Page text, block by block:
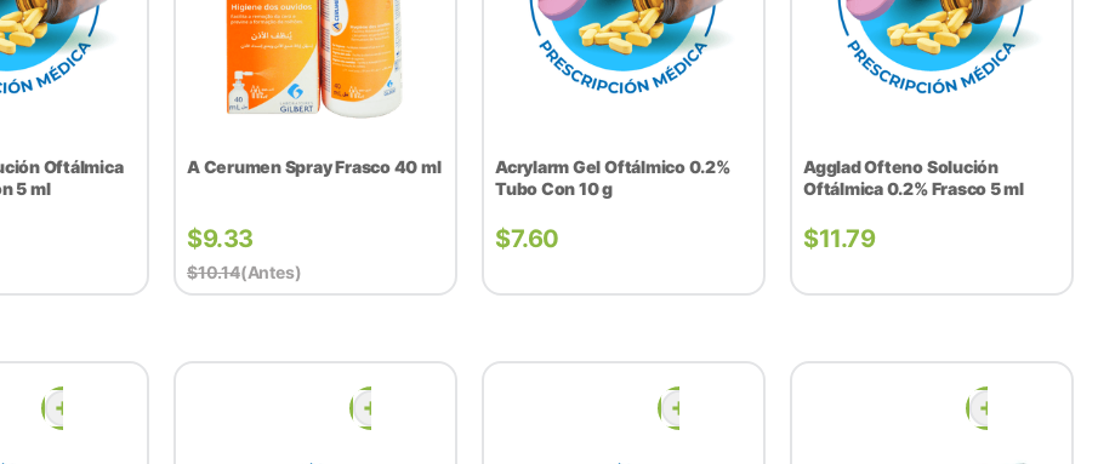
Oftálmica
5 ml
A Cerumen Spray Frasco 40 ml
$9.33
$10.14(antes)
Acrylarm Gel Oftálmico 0.2%
Tubo Con 10 g
$7.60
Agglad Ofteno Solución
Oftálmica 0.2% Frasco 5 ml
$11.79